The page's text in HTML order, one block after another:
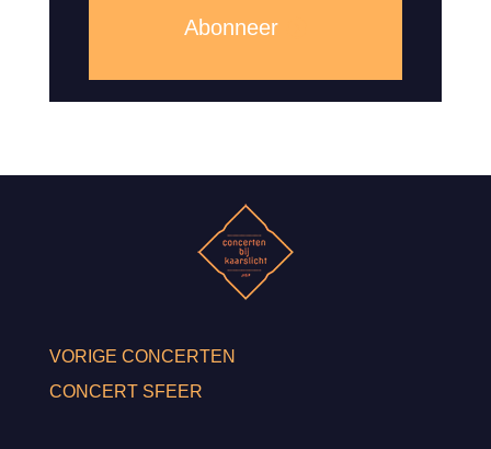
Abonneer
VORIGE CONCERTEN
CONCERT SFEER